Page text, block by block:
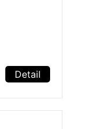
Detail